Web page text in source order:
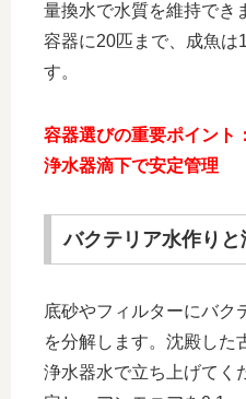
量換水で水質を維持でき
容器に20匹まで、成魚は
す。
容器選びの重要ポイント
浄水器滴下で安定管理
バクテリア水作りと
底砂やフィルターにバク
を分解します。沈殿した
浄水器水で立ち上げてく